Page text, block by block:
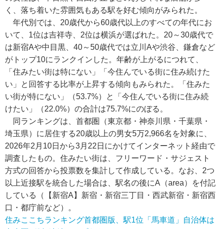
く、落ち着いた雰囲気もある駅を好む傾向がみられた。
年代別では、20歳代から60歳代以上のすべての年代にお
いて、1位は吉祥寺、2位は横浜が選ばれた。20～30歳代で
は新宿Aや中目黒、40～50歳代では立川Aや渋谷、鎌倉など
がトップ10にランクインした。年齢が上がるにつれて、
「住みたい街は特にない」「今住んでいる街に住み続けた
い」と回答する比率が上昇する傾向もみられた。「住みた
い街が特にない」（53.7%）と「今住んでいる街に住み続
けたい」（22.0%）の合計は75.7%にのぼる。
同ランキングは、首都圏（東京都・神奈川県・千葉県・
埼玉県）に居住する20歳以上の男女5万2,966名を対象に、
2026年2月10日から3月22日にかけてインターネット経由で
調査したもの。住みたい街は、フリーワード・サジェスト
方式の回答から投票数を集計して作成している。なお、2つ
以上近接駅を統合した場合は、駅名の後にA（area）を付記
している（【新宿A】新宿・新宿三丁目・西武新宿・新宿西
口・都庁前など）。
住みここちランキング首都圏版、駅1位「馬車道」自治体は